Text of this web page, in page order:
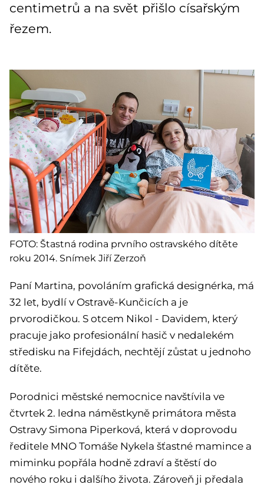
centimetrů a na svět přišlo císařským
řezem.
FOTO: Štastná rodina prvního ostravského dítěte
roku 2014. Snímek Jiří Zerzoň
Paní Martina, povoláním grafická designérka, má
32 let, bydlí v Ostravě-Kunčicích a je
prvorodičkou. S otcem Nikol - Davidem, který
pracuje jako profesionální hasič v nedalekém
středisku na Fifejdách, nechtějí zůstat u jednoho
dítěte.
Porodnici městské nemocnice navštívila ve
čtvrtek 2. ledna náměstkyně primátora města
Ostravy Simona Piperková, která v doprovodu
ředitele MNO Tomáše Nykela šťastné mamince a
miminku popřála hodně zdraví a štěstí do
nového roku i dalšího života. Zároveň ji předala